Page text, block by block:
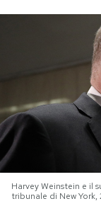
Sport
NEWSLETTER
I MIEI
Harvey Weinstein e il
tribunale di New